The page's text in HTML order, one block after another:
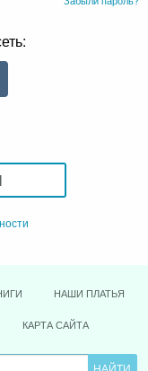
НАШИ ПЛАТЬЯ
КАРТА САЙТА